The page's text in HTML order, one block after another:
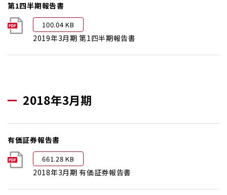
第1四半期報告書
100.04 KB
2019年3月期 第1四半期報告書
2018年3月期
有価証券報告書
661.28 KB
2018年3月期 有価証券報告書